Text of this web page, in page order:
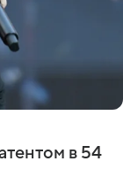
в 54